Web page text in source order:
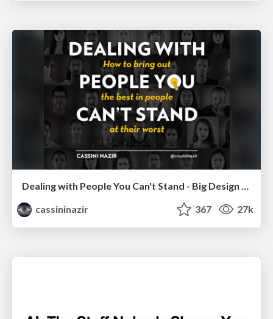
Dealing with People You Can't Stand - Big Design 2015
cassininazir
367 27k